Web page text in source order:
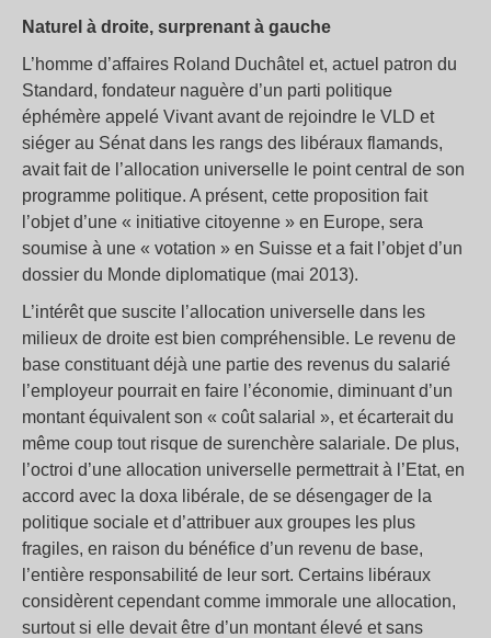
Naturel à droite, surprenant à gauche
L’homme d’affaires Roland Duchâtel et, actuel patron du
Standard, fondateur naguère d’un parti politique
éphémère appelé Vivant avant de rejoindre le VLD et
siéger au Sénat dans les rangs des libéraux flamands,
avait fait de l’allocation universelle le point central de son
programme politique. A présent, cette proposition fait
l’objet d’une « initiative citoyenne » en Europe, sera
soumise à une « votation » en Suisse et a fait l’objet d’un
dossier du Monde diplomatique (mai 2013).
L’intérêt que suscite l’allocation universelle dans les
milieux de droite est bien compréhensible. Le revenu de
base constituant déjà une partie des revenus du salarié
l’employeur pourrait en faire l’économie, diminuant d’un
montant équivalent son « coût salarial », et écarterait du
même coup tout risque de surenchère salariale. De plus,
l’octroi d’une allocation universelle permettrait à l’Etat, en
accord avec la doxa libérale, de se désengager de la
politique sociale et d’attribuer aux groupes les plus
fragiles, en raison du bénéfice d’un revenu de base,
l’entière responsabilité de leur sort. Certains libéraux
considèrent cependant comme immorale une allocation,
surtout si elle devait être d’un montant élevé et sans